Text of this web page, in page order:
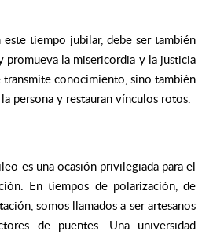
este tiempo jubilar, debe ser también
promueva la misericordia y la justicia
conocimiento, sino también
persona y restauran vínculos rotos.
es una ocasión privilegiada para el
En tiempos de polarización, de
somos llamados a ser artesanos
de puentes. Una universidad